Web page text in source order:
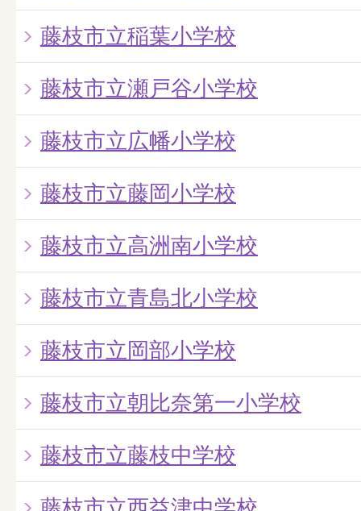
藤枝市立稲葉小学校
藤枝市立瀬戸谷小学校
藤枝市立広幡小学校
藤枝市立藤岡小学校
藤枝市立高洲南小学校
藤枝市立青島北小学校
藤枝市立岡部小学校
藤枝市立朝比奈第一小学校
藤枝市立藤枝中学校